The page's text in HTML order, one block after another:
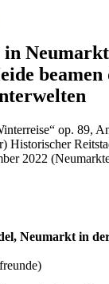
in
Neumarkt in